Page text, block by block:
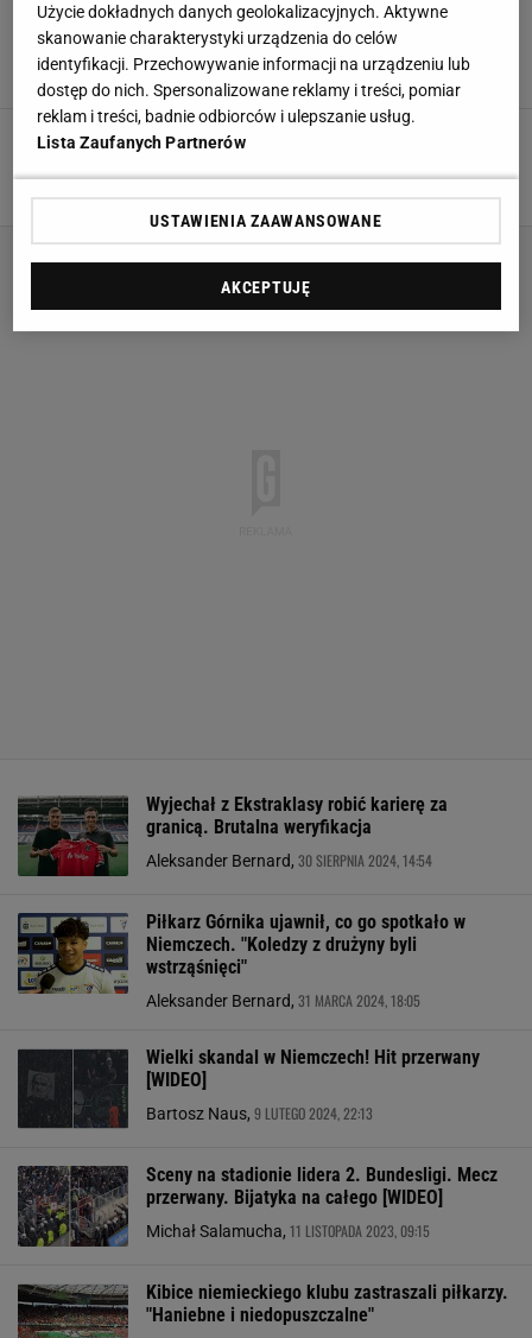
Trzęsienie ziemi w klubie Polaka. 912 dni i
koniec
Hubert Pawlik,29 GRUDNIA 2024, 19:06
Skreślony Polak zachwycił Niemców tym, co
Wyjechał z Ekstraklasy robić karierę za
granicą. Brutalna weryfikacja
Aleksander Bernard, 30 SIERPNIA 2024, 14:54
Piłkarz Górnika ujawnił, co go spotkało w
Niemczech. "Koledzy z drużyny byli
wstrząśnięci"
Aleksander Bernard, 31 MARCA 2024, 18:05
Wielki skandal w Niemczech! Hit przerwany
[WIDEO]
Bartosz Naus, 9 LUTEGO 2024, 22:13
Sceny na stadionie lidera 2. Bundesligi. Mecz
przerwany. Bijatyka na całego [WIDEO]
Michał Salamucha, 11 LISTOPADA 2023, 09:15
Kibice niemieckiego klubu zastraszali piłkarzy.
"Haniebne i niedopuszczalne"
Użycie dokładnych danych geolokalizacyjnych. Aktywne
skanowanie charakterystyki urządzenia do celów
identyfikacji. Przechowywanie informacji na urządzeniu lub
dostęp do nich. Spersonalizowane reklamy i treści, pomiar
reklam i treści, badnie odbiorców i ulepszanie usług.
Lista Zaufanych Partnerów
USTAWIENIA ZAAWANSOWANE
AKCEPTUJĘ